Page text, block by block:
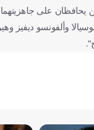
يحافظان على
وألفونسو ديفيز